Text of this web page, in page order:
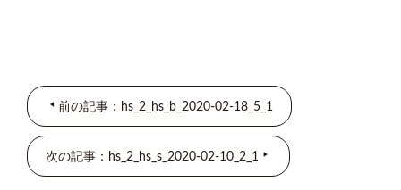
前の記事：hs_2_hs_b_2020-02-18_5_1
次の記事：hs_2_hs_s_2020-02-10_2_1